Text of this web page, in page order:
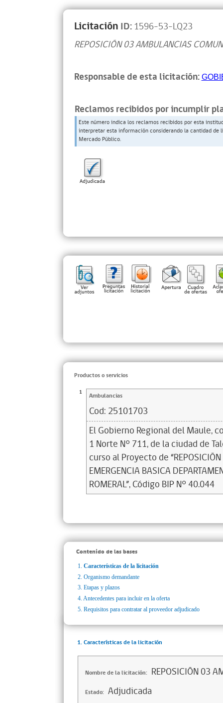
Licitación ID:1596-53-LQ23
REPOSICIÓN 03 AMBULANCIAS
Responsable de esta licitación:
Reclamos recibidos por incumplir
Este número indica los reclamos recibidos por esta
interpretar esta información considerando la cantidad
Mercado Público.
Productos o servicios
1 Ambulancias
Cod: 25101703
El Gobierno Regional del Maule,
1 Norte N° 711, de la ciudad de
curso al Proyecto de
EMERGENCIA BASICA
ROMERAL”, Código BIP N° 40.044
Contenido de las bases
1. Características de la licitación
2. Organismo demandante
3. Etapas y plazos
4. Antecedentes para incluir en la oferta
5. Requisitos para contratar al proveedor adjudicado
1. Características de la licitación
Nombre de la licitación: REPOSICIÓN 03
Estado: Adjudicada